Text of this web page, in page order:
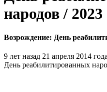
народов / 2023
Возрождение: День
9 лет назад 21 апреля 2014
День реабилитированных